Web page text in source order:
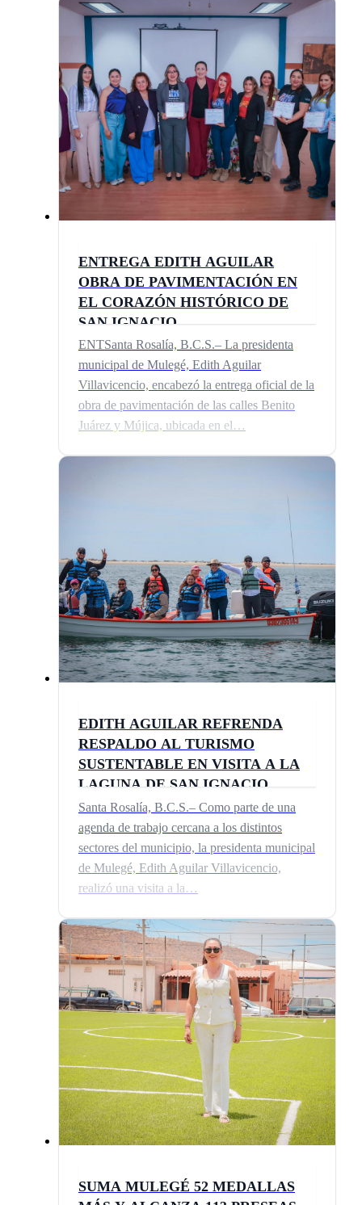
ENTREGA EDITH AGUILAR
OBRA DE PAVIMENTACIÓN EN
EL CORAZÓN HISTÓRICO DE
SAN IGNACIO
ENTSanta Rosalía, B.C.S.– La presidenta
municipal de Mulegé, Edith Aguilar
Villavicencio, encabezó la entrega oficial de la
obra de pavimentación de las calles Benito
Juárez y Mújica, ubicada en el…
EDITH AGUILAR REFRENDA
RESPALDO AL TURISMO
SUSTENTABLE EN VISITA A LA
LAGUNA DE SAN IGNACIO
Santa Rosalía, B.C.S.– Como parte de una
agenda de trabajo cercana a los distintos
sectores del municipio, la presidenta municipal
de Mulegé, Edith Aguilar Villavicencio,
realizó una visita a la…
SUMA MULEGÉ 52 MEDALLAS